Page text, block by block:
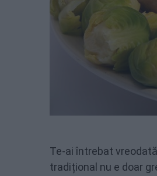
Te-ai întrebat
tradițional nu e doar